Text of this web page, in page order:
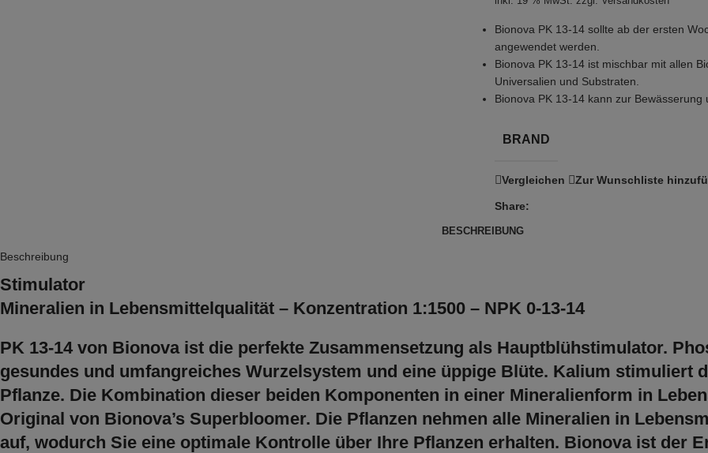
Bionova PK 13-14 sollte ab der ersten
angewendet werden.
Bionova PK 13-14 ist mischbar mit allen
Universalien und Substraten.
Bionova PK 13-14 kann zur
BRAND
Vergleichen Zur Wunschliste
Share:
BESCHREIBUNG
Beschreibung
Stimulator
Mineralien in Lebensmittelqualität – Konzentration 1:1500 – NPK 0-13-14
PK 13-14 von Bionova ist die perfekte Zusammensetzung als Hauptblühstimulator.
gesundes und umfangreiches Wurzelsystem und eine üppige Blüte. Kalium stimuliert
Pflanze. Die Kombination dieser beiden Komponenten in einer Mineralienform in
Original von Bionova’s Superbloomer. Die Pflanzen nehmen alle Mineralien in
auf, wodurch Sie eine optimale Kontrolle über Ihre Pflanzen erhalten. Bionova ist der